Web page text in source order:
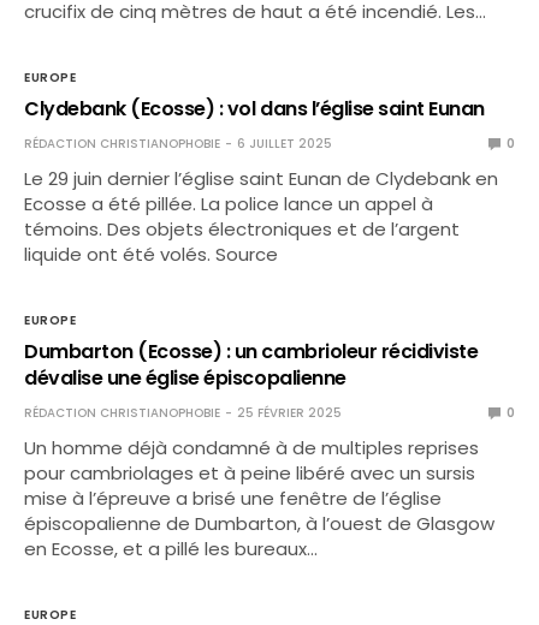
crucifix de cinq mètres de haut a été incendié. Les…
EUROPE
Clydebank (Ecosse) : vol dans l’église saint Eunan
RÉDACTION CHRISTIANOPHOBIE 6 JUILLET 2025 0
Le 29 juin dernier l’église saint Eunan de Clydebank en
Ecosse a été pillée. La police lance un appel à
témoins. Des objets électroniques et de l’argent
liquide ont été volés. Source
EUROPE
Dumbarton (Ecosse) : un cambrioleur récidiviste
dévalise une église épiscopalienne
RÉDACTION CHRISTIANOPHOBIE 25 FÉVRIER 2025 0
Un homme déjà condamné à de multiples reprises
pour cambriolages et à peine libéré avec un sursis
mise à l’épreuve a brisé une fenêtre de l’église
épiscopalienne de Dumbarton, à l’ouest de Glasgow
en Ecosse, et a pillé les bureaux…
EUROPE